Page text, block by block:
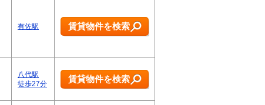
有佐駅 賃貸物件を検索
八代駅
徒歩27分
賃貸物件を検索